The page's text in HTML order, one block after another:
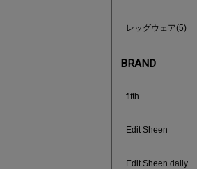
レッグウェア(5)
BRAND
fifth
Edit Sheen
Edit Sheen daily